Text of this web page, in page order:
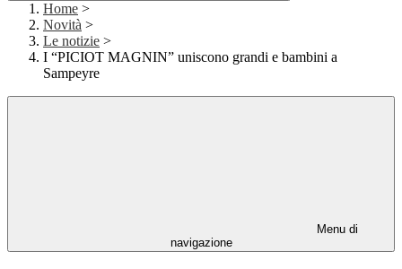
Home >
Novità >
Le notizie >
I “PICIOT MAGNIN” uniscono grandi e bambini a
Sampeyre
Menu di
navigazione